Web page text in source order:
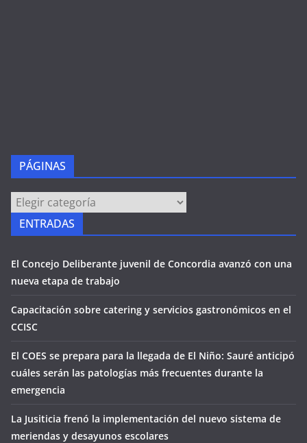
PÁGINAS
PÁGINAS
ENTRADAS
El Concejo Deliberante juvenil de Concordia avanzó con una
nueva etapa de trabajo
Capacitación sobre catering y servicios gastronómicos en el
CCISC
El COES se prepara para la llegada de El Niño: Sauré anticipó
cuáles serán las patologías más frecuentes durante la
emergencia
La Jusiticia frenó la implementación del nuevo sistema de
meriendas y desayunos escolares